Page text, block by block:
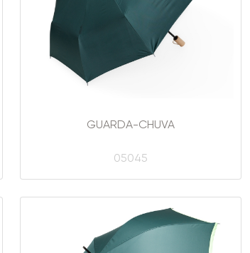
GUARDA-CHUVA
05045